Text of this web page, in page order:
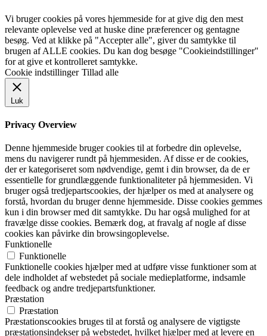
Vi bruger cookies på vores hjemmeside for at give dig den mest
relevante oplevelse ved at huske dine præferencer og gentagne
besøg. Ved at klikke på "Accepter alle", giver du samtykke til
brugen af ALLE cookies. Du kan dog besøge "Cookieindstillinger"
for at give et kontrolleret samtykke.
Cookie indstillinger Tillad alle
Luk
Privacy Overview
Denne hjemmeside bruger cookies til at forbedre din oplevelse,
mens du navigerer rundt på hjemmesiden. Af disse er de cookies,
der er kategoriseret som nødvendige, gemt i din browser, da de er
essentielle for grundlæggende funktionaliteter på hjemmesiden. Vi
bruger også tredjepartscookies, der hjælper os med at analysere og
forstå, hvordan du bruger denne hjemmeside. Disse cookies gemmes
kun i din browser med dit samtykke. Du har også mulighed for at
fravælge disse cookies. Bemærk dog, at fravalg af nogle af disse
cookies kan påvirke din browsingoplevelse.
Funktionelle
Funktionelle
Funktionelle cookies hjælper med at udføre visse funktioner som at
dele indholdet af webstedet på sociale medieplatforme, indsamle
feedback og andre tredjepartsfunktioner.
Præstation
Præstation
Præstationscookies bruges til at forstå og analysere de vigtigste
præstationsindekser på webstedet, hvilket hjælper med at levere en